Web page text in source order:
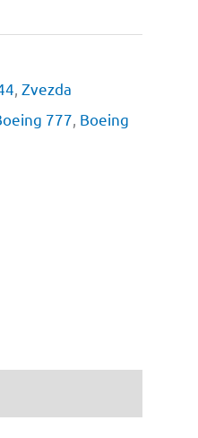
Zvezda
777 Boeing